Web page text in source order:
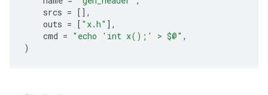
srcs = [],
outs = [ "x.h" ],
cmd = "echo 'int x();' > $@" ,
)